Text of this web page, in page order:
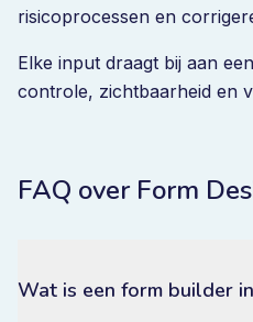
risicoprocessen en
Elke input draagt bij aan
controle, zichtbaarheid en
FAQ over Form
Wat is een form builder